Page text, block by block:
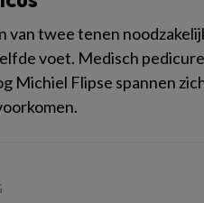
twee tenen
voet. Medisch
Flipse spannen